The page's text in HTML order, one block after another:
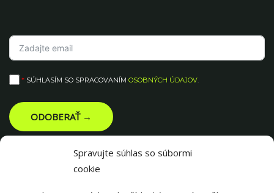
Spravujte súhlas so súbormi
cookie
* SÚHLASÍM SO SPRACOVANÍM OSOBNÝCH ÚDAJOV.
ODOBERAŤ →